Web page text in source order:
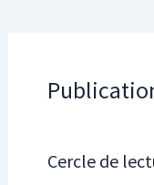
Cercle de